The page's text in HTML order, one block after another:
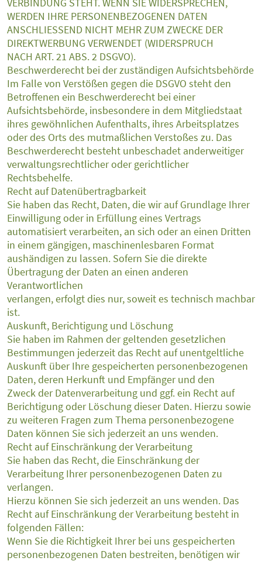
VERBINDUNG STEHT. WENN SIE WIDERSPRECHEN,
WERDEN IHRE PERSONENBEZOGENEN DATEN
ANSCHLIESSEND NICHT MEHR ZUM ZWECKE DER
DIREKTWERBUNG VERWENDET (WIDERSPRUCH
NACH ART. 21 ABS. 2 DSGVO).
Beschwerderecht bei der zuständigen Aufsichtsbehörde
Im Falle von Verstößen gegen die DSGVO steht den
Betroffenen ein Beschwerderecht bei einer
Aufsichtsbehörde, insbesondere in dem Mitgliedstaat
ihres gewöhnlichen Aufenthalts, ihres Arbeitsplatzes
oder des Orts des mutmaßlichen Verstoßes zu. Das
Beschwerderecht besteht unbeschadet anderweitiger
verwaltungsrechtlicher oder gerichtlicher
Rechtsbehelfe.
Recht auf Datenübertragbarkeit
Sie haben das Recht, Daten, die wir auf Grundlage Ihrer
Einwilligung oder in Erfüllung eines Vertrags
automatisiert verarbeiten, an sich oder an einen Dritten
in einem gängigen, maschinenlesbaren Format
aushändigen zu lassen. Sofern Sie die direkte
Übertragung der Daten an einen anderen
Verantwortlichen
verlangen, erfolgt dies nur, soweit es technisch machbar
ist.
Auskunft, Berichtigung und Löschung
Sie haben im Rahmen der geltenden gesetzlichen
Bestimmungen jederzeit das Recht auf unentgeltliche
Auskunft über Ihre gespeicherten personenbezogenen
Daten, deren Herkunft und Empfänger und den
Zweck der Datenverarbeitung und ggf. ein Recht auf
Berichtigung oder Löschung dieser Daten. Hierzu sowie
zu weiteren Fragen zum Thema personenbezogene
Daten können Sie sich jederzeit an uns wenden.
Recht auf Einschränkung der Verarbeitung
Sie haben das Recht, die Einschränkung der
Verarbeitung Ihrer personenbezogenen Daten zu
verlangen.
Hierzu können Sie sich jederzeit an uns wenden. Das
Recht auf Einschränkung der Verarbeitung besteht in
folgenden Fällen:
Wenn Sie die Richtigkeit Ihrer bei uns gespeicherten
personenbezogenen Daten bestreiten, benötigen wir